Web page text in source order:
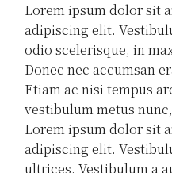
Lorem ipsum dolor sit
adipiscing elit.
odio scelerisque, in
Donec nec accumsan
Etiam ac nisi tempus
vestibulum metus
Lorem ipsum dolor sit
adipiscing elit.
ultrices. Vestibulum a